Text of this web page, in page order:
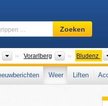
Skigebied,
regio,
…
Zoeken
LandenVorarlberg Bondsstaten
Bludenz
Weer Liften